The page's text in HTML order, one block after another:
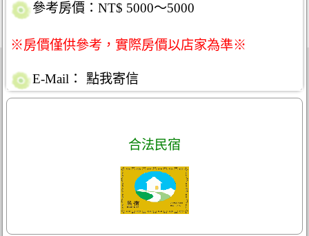
參考房價：NT$ 5000～5000
※房價僅供參考，實際房價以店家為準※
E-Mail： 點我寄信
合法民宿